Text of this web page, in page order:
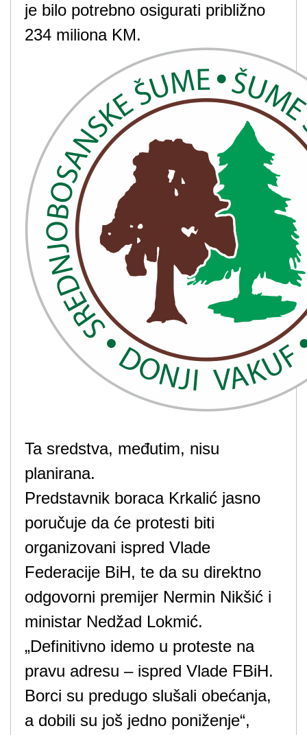
je bilo potrebno osigurati približno
234 miliona KM.
Ta sredstva, međutim, nisu
planirana.
Predstavnik boraca Krkalić jasno
poručuje da će protesti biti
organizovani ispred Vlade
Federacije BiH, te da su direktno
odgovorni premijer Nermin Nikšić i
ministar Nedžad Lokmić.
„Definitivno idemo u proteste na
pravu adresu – ispred Vlade FBiH.
Borci su predugo slušali obećanja,
a dobili su još jedno poniženje“,